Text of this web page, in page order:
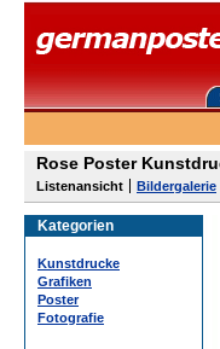
Rose Poster
Listenansicht Bildergalerie
Kategorien
Kunstdrucke
Grafiken
Poster
Fotografie